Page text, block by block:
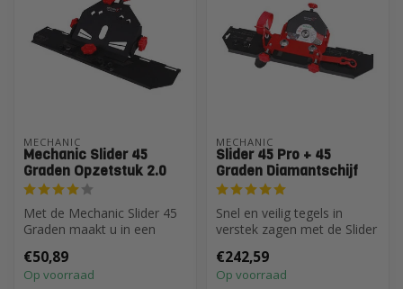
MECHANIC
Mechanic Slider 45
Graden Opzetstuk 2.0
Met de Mechanic Slider 45
Graden maakt u in een
haakse slijpe...
€50,89
Op voorraad
MECHANIC
Slider 45 Pro + 45
Graden Diamantschijf
Snel en veilig tegels in
verstek zagen met de Slider
opzets...
€242,59
Op voorraad